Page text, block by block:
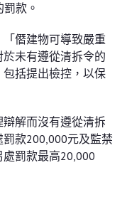
款。
僭建物可導致嚴重
未有遵從清拆令的
括提出檢控，以保
解而沒有遵從清拆
款200,000元及監禁
罰款最高20,000